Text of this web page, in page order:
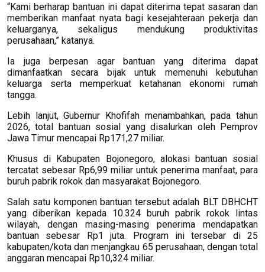
“Kami berharap bantuan ini dapat diterima tepat sasaran dan
memberikan manfaat nyata bagi kesejahteraan pekerja dan
keluarganya, sekaligus mendukung produktivitas
perusahaan,” katanya.
Ia juga berpesan agar bantuan yang diterima dapat
dimanfaatkan secara bijak untuk memenuhi kebutuhan
keluarga serta memperkuat ketahanan ekonomi rumah
tangga.
Lebih lanjut, Gubernur Khofifah menambahkan, pada tahun
2026, total bantuan sosial yang disalurkan oleh Pemprov
Jawa Timur mencapai Rp171,27 miliar.
Khusus di Kabupaten Bojonegoro, alokasi bantuan sosial
tercatat sebesar Rp6,99 miliar untuk penerima manfaat, para
buruh pabrik rokok dan masyarakat Bojonegoro.
Salah satu komponen bantuan tersebut adalah BLT DBHCHT
yang diberikan kepada 10.324 buruh pabrik rokok lintas
wilayah, dengan masing-masing penerima mendapatkan
bantuan sebesar Rp1 juta. Program ini tersebar di 25
kabupaten/kota dan menjangkau 65 perusahaan, dengan total
anggaran mencapai Rp10,324 miliar.